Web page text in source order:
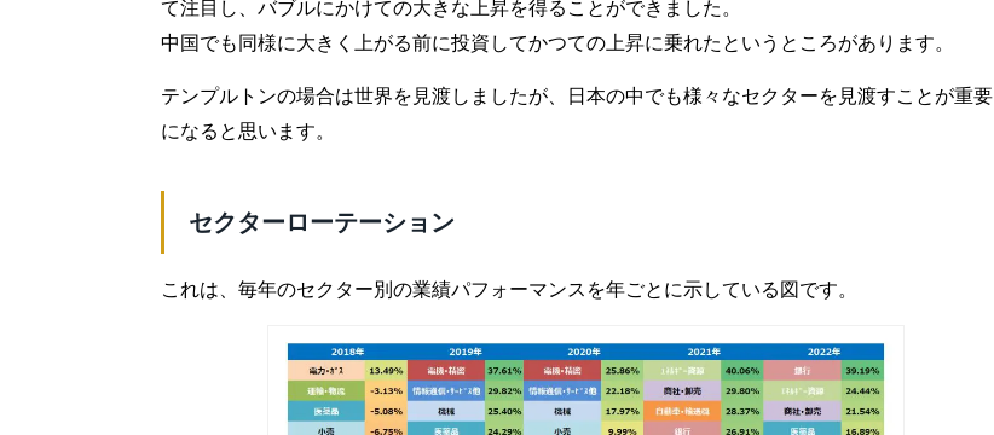
て注目し、バブルにかけての大きな上昇を得ることができました。
中国でも同様に大きく上がる前に投資してかつての上昇に乗れたというところがあります。
テンプルトンの場合は世界を見渡しましたが、日本の中でも様々なセクターを見渡すことが重要
になると思います。
セクターローテーション
これは、毎年のセクター別の業績パフォーマンスを年ごとに示している図です。